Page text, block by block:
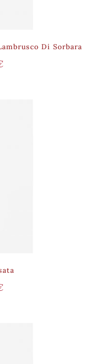
Di Sorbara